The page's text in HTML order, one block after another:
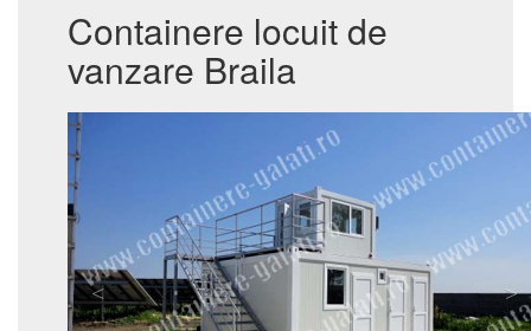
Containere locuit de
vanzare Braila